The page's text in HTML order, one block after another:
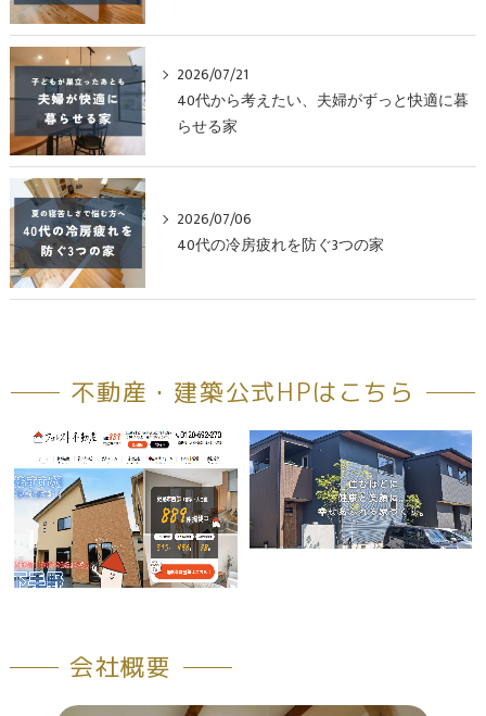
2026/07/21
40代から考えたい、夫婦がずっと快適に暮
らせる家
2026/07/06
40代の冷房疲れを防ぐ3つの家
不動産・建築公式HPはこちら
会社概要